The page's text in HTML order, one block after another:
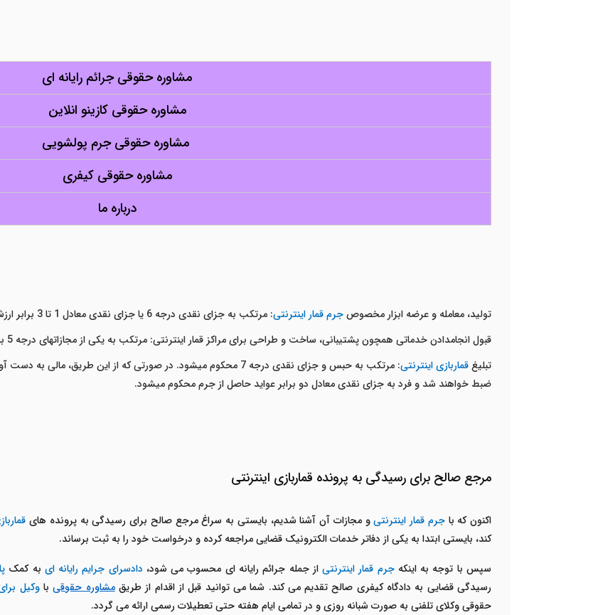
مشاوره حقوقی جرائم رایانه ای
مشاوره حقوقی کازینو انلاین
مشاوره حقوقی جرم پولشویی
مشاوره حقوقی کیفری
درباره ما
تولید، معامله و عرضه ابزار مخصوصجرم قمار اینترنتی: مرتکب به جزای نقدی درجه 6 یا جزای نقدی معادل 1 تا 3 برابر ارزش اموال حاصله از جرم (هر کدام که بیشتر باشد) محکوم می­شود.
قبول انجام­دادن خدماتی همچون پشتیبانی، ساخت و طراحی برای مراکز قمار اینترنتی: مرتکب به یکی از مجازات­های درجه 5 به جز حبس محکوم خواهد شد.
تبلیغقماربازی اینترنتی
: مرتکب به حبس و جزای نقدی درجه 7 محکوم می­شود. در صورتی که از این
ضبط خواهند شد و فرد به جزای نقدی معادل دو برابر عواید حاصل از جرم محکوم می­شود.
مرجع صالح برای رسیدگی به پرونده قماربازی اینترنتی
اکنون که باجرم قمار اینترنتیو مجازات آن آشنا شدیم، بایستی به سراغ مرجع صالح برای رسیدگی به پرونده های
کند، بایستی ابتدا به یکی از دفاتر خدمات الکترونیک قضایی مراجعه کرده و درخواست خود را به ثبت برساند.
سپس با توجه به اینکهجرم قمار اینترنتیاز جمله جرائم رایانه ای محسوب می شود، دادسرای جرایم رایانه ای به کمک
رسیدگی قضایی به دادگاه کیفری صالح تقدیم می کند. شما می توانید قبل از اقدام از طریقمشاوره حقوقیباوکیل
حقوقی وکلای تلفنی به صورت شبانه روزی و در تمامی ایام هفته حتی تعطیلات رسمی ارائه می گردد.